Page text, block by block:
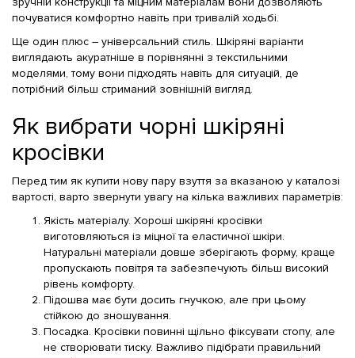
почуватися комфортно навіть при тривалій ходьбі.
Ще один плюс – універсальний стиль. Шкіряні варіанти
виглядають акуратніше в порівнянні з текстильними
моделями, тому вони підходять навіть для ситуацій, де
потрібний більш стриманий зовнішній вигляд.
Як вибрати чорні шкіряні
кросівки
Перед тим як купити нову пару взуття за вказаною у каталозі
вартості, варто звернути увагу на кілька важливих параметрів:
Якість матеріалу. Хороші шкіряні кросівки
виготовляються із міцної та еластичної шкіри.
Натуральні матеріали довше зберігають форму, краще
пропускають повітря та забезпечують більш високий
рівень комфорту.
Підошва має бути досить гнучкою, але при цьому
стійкою до зношування.
Посадка. Кросівки повинні щільно фіксувати стопу, але
не створювати тиску. Важливо підібрати правильний